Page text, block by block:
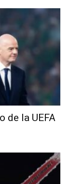
de la UEFA